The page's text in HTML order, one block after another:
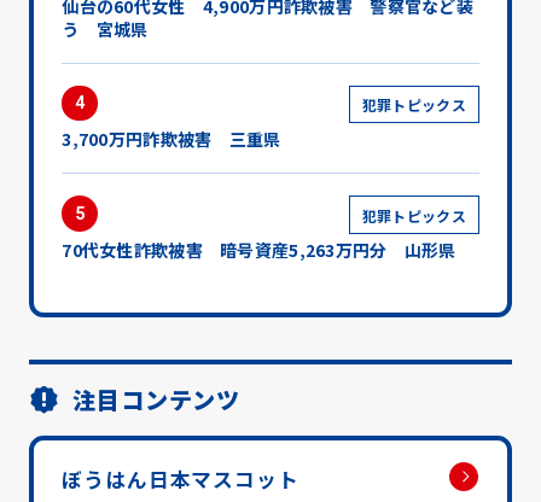
仙台の60代女性 4,900万円詐欺被害 警察官など装
う 宮城県
4 犯罪トピックス
3,700万円詐欺被害 三重県
5 犯罪トピックス
70代女性詐欺被害 暗号資産5,263万円分 山形県
注目コンテンツ
ぼうはん日本マスコット